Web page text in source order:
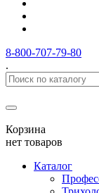
8-800-707-79-80
.
Корзина
нет товаров
Каталог